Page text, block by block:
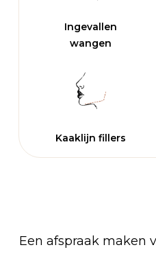
Ingevallen
wangen
Kaaklijn fillers
Een afspraak maken